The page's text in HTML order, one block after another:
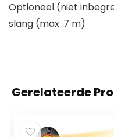
Optioneel (niet
slang (max. 7 m)
Gerelateerde